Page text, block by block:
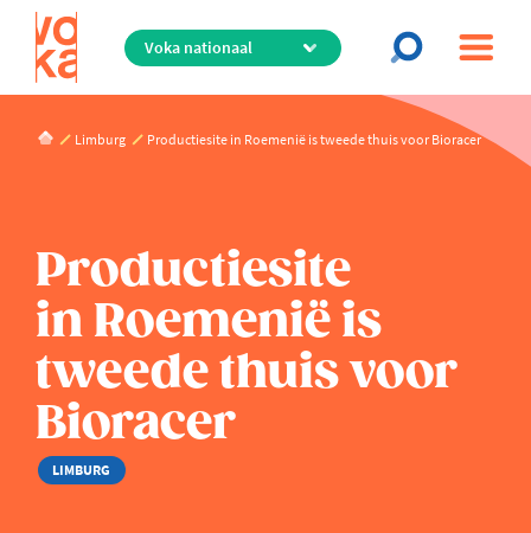
Overslaan
de
inhoud
Limburg Productiesite in Roemenië is tweede thuis voor Bioracer
Productiesite
in Roemenië is
tweede thuis voor
Bioracer
LIMBURG